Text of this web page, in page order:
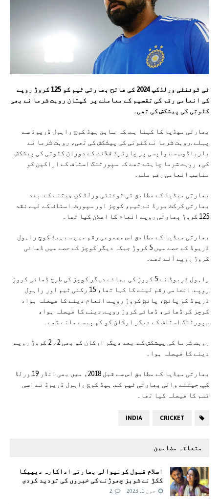
ٹی ٹوئنٹی ورلڈکپ 2024 کی فاتح بھارتی ٹیم کو 125 کروڑ روپے
کی انعامی رقم کی تقسیم کے معاملے پر کپتان روہت شرما نے بھی
کٹوتی کی پیشکش کی تھی۔
بھارتی میڈیا کا کہنا ہے. کہ سابق ہیڈ کوچ راہول ڈریوڈ سے
پہلے .روہت شرما نے کٹوتی کی پیشکش کی تھی، روہت شرما نے
بارباڈوس سے واپسی پر چارٹرڈ فلائٹ کے دوران کٹوتی کی پیشکش
کی، روہت شرما چاہتے تھے کہ سپورٹنگ اسٹاف کے اراکین کو
مناسب انعامی رقم ملے۔
بھارتی میڈیا کے مطابق ٹی ٹوئنٹی ورلڈ کپ جیتنے کے. بعد
بھارتی کرکٹ بورڈ نے ٹیم، کوچز اور سپورٹ. اسٹاف کے لیے نقد
125 کروڑ بھارتی روپے انعام کا اعلان کیا تھا۔
بھارتی میڈیا کے مطابق اس مجموعی رقم میں سے ہیڈ کوچ راہول
ڈریوڈ کے حصے میں 5 کروڑ جبکہ دیگر کوچز کے حصے میں ڈھائی
کروڑ روپے آنے تھے۔
راہول ڈریوڈ نے 5 کروڑ کی بجائے دیگر کوچز کی طرح ڈھائی کروڑ
روپے. انعامی رقم لینے کا کہا تھا، 15 رکنی ٹیم اور راہول
ڈریوڈ کو پانچ، پانچ کروڑ روپے. انعام دینے کا فیصلہ ہوا،
کوچز کو ڈھائی، ڈھائی کروڑ روپے. دینے کا فیصلہ ہوا،
سپورٹنگ اسٹاف کے دیگر ارکان کو کم پیسے ملنے تھے۔
روہت شرما کی پیشکش کے. بعد دیگر ارکان کو بھی 2، 2 کروڑ روپے
دینے کا فیصلہ ہوا۔
بھارتی میڈیا کے مطابق اس سے قبل 2018ء میں بھی انڈر 19 ورلڈ
کپ. جیتنے والی بھارتی ٹیم کے. ہیڈ کوچ راہول ڈریوڈ نے اسی
قسم کا فیصلہ کیا تھا۔
CRICKET
INDIA
متعلقہ مضامین
اسلام قبول کرنیوالی بھارتی اداکارہ دیپیکا
ککڑ نے شوبز چھوڑنے کی خبروں کی تردید کردی
جون 1, 2023 2